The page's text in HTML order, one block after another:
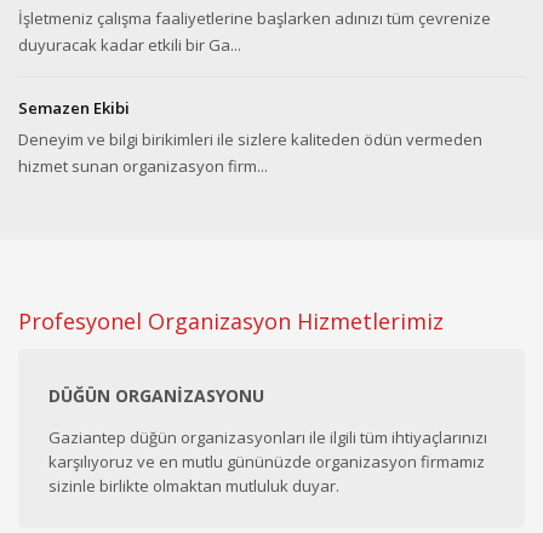
İşletmeniz çalışma faaliyetlerine başlarken adınızı tüm çevrenize
duyuracak kadar etkili bir Ga...
Semazen Ekibi
Deneyim ve bilgi birikimleri ile sizlere kaliteden ödün vermeden
hizmet sunan organizasyon firm...
Profesyonel Organizasyon Hizmetlerimiz
DÜĞÜN ORGANIZASYONU
Gaziantep düğün organizasyonları ile ilgili tüm ihtiyaçlarınızı
karşılıyoruz ve en mutlu gününüzde organizasyon firmamız
sizinle birlikte olmaktan mutluluk duyar.